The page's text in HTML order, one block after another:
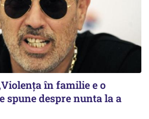
în familie e o
spune despre nunta la a